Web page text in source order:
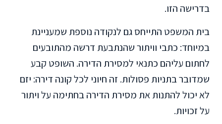
בדרישה הזו.
בית המשפט התייחס גם לנקודה נוספת שמעניינת
במיוחד: כתבי וויתור שהנתבעת דרשה מהתובעים
לחתום עליהם כתנאי למסירת הדירה. השופט קבע
שמדובר בתניות פסולות. זה חיוני לכל קונה דירה: יזם
לא יכול להתנות את מסירת הדירה בחתימה על ויתור
על זכויות.